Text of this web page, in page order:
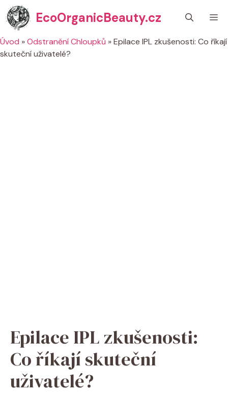
Přeskočit
na
obsah
EcoOrganicBeauty.cz
Úvod »Odstranění Chloupků »Epilace IPL zkušenosti: Co říkají
skuteční uživatelé?
Epilace IPL zkušenosti:
Co říkají skuteční
uživatelé?